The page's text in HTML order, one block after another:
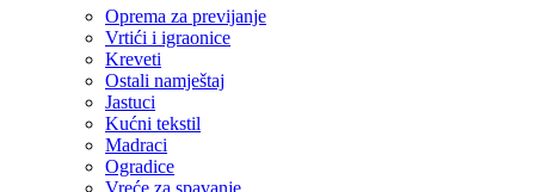
Oprema za previjanje
Vrtići i igraonice
Kreveti
Ostali namještaj
Jastuci
Kućni tekstil
Madraci
Ogradice
Vreće za spavanje